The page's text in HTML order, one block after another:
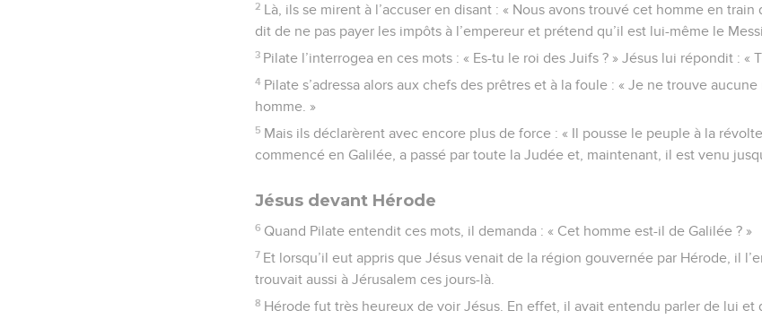
2 Là, ils se mirent à l’accuser en disant : « Nous avons trouvé cet homme en
dit de ne pas payer les impôts à l’empereur et prétend qu’il est lui-même le
3 Pilate l’interrogea en ces mots : « Es-tu le roi des Juifs ? » Jésus lui répondit : «
4 Pilate s’adressa alors aux chefs des prêtres et à la foule : « Je ne trouve
homme. »
5 Mais ils déclarèrent avec encore plus de force : « Il pousse le peuple à la
commencé en Galilée, a passé par toute la Judée et, maintenant, il est venu
Jésus devant Hérode
6 Quand Pilate entendit ces mots, il demanda : « Cet homme est-il de Galilée ? »
7 Et lorsqu’il eut appris que Jésus venait de la région gouvernée par Hérode, il
trouvait aussi à Jérusalem ces jours-là.
8 Hérode fut très heureux de voir Jésus. En effet, il avait entendu parler de lui et